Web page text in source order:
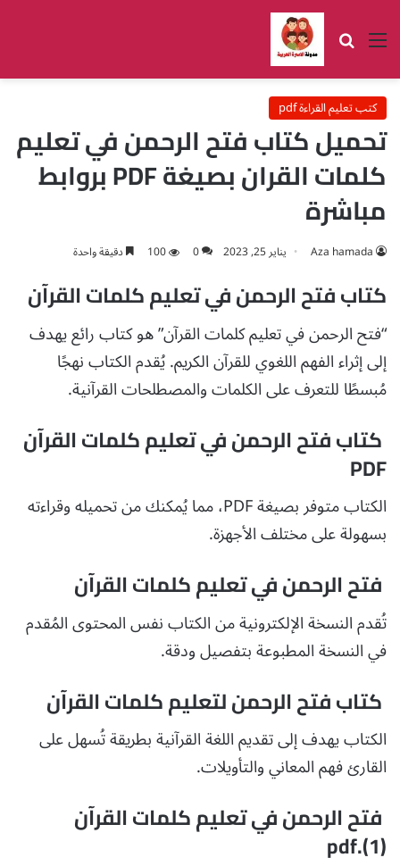
القائمة بحث عن
كتب تعليم القراءة pdf
تحميل كتاب فتح الرحمن في تعليم
كلمات القران بصيغة PDF بروابط
مباشرة
Aza hamada يناير 25, 2023 0
100 دقيقة واحدة
كتاب فتح الرحمن في تعليم كلمات القرآن
“فتح الرحمن في تعليم كلمات القرآن” هو كتاب رائع يهدف
إلى إثراء الفهم اللغوي للقرآن الكريم. يُقدم الكتاب نهجًا
مُبسطًا للتعرف على الكلمات والمصطلحات القرآنية.
كتاب فتح الرحمن في تعليم كلمات القرآن
PDF
الكتاب متوفر بصيغة PDF، مما يُمكنك من تحميله وقراءته
بسهولة على مختلف الأجهزة.
فتح الرحمن في تعليم كلمات القرآن
تُقدم النسخة الإلكترونية من الكتاب نفس المحتوى المُقدم
في النسخة المطبوعة بتفصيل ودقة.
كتاب فتح الرحمن لتعليم كلمات القرآن
الكتاب يهدف إلى تقديم اللغة القرآنية بطريقة تُسهل على
القارئ فهم المعاني والتأويلات.
فتح الرحمن في تعليم كلمات القرآن
(1).pdf